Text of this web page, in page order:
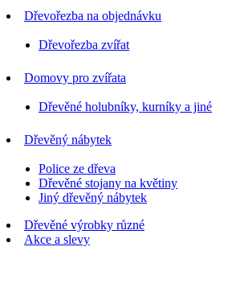
Dřevořezba na objednávku
Dřevořezba zvířat
Domovy pro zvířata
Dřevěné holubníky, kurníky a jiné
Dřevěný nábytek
Police ze dřeva
Dřevěné stojany na květiny
Jiný dřevěný nábytek
Dřevěné výrobky různé
Akce a slevy